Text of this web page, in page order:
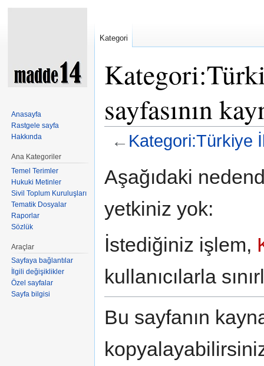
sayfasının
← Kategori:Türkiye
Aşağıdaki
yetkiniz yok:
İstediğiniz işlem,
kullanıcılarla
Bu sayfanın
Kategori
Anasayfa
Rastgele sayfa
Hakkında
Ana Kategoriler
Temel Terimler
Hukuki Metinler
Sivil Toplum Kuruluşları
Tematik Dosyalar
Raporlar
Sözlük
Araçlar
Sayfaya bağlantılar
İlgili değişiklikler
Özel sayfalar
Sayfa bilgisi